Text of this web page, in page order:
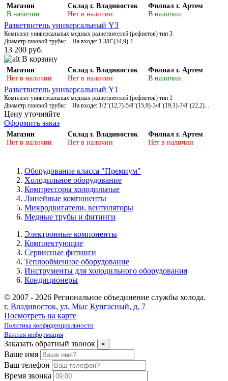
Магазин
В наличии
Склад г. Владивосток
Нет в наличии
Филиал г. Артем
В наличии
Разветвитель универсальный Y3
Комплект универсальных медных разветвителей (рефнетов) тип 3
Диаметр газовой трубы: На входе: 1 3/8"(34,9)-1...
13 200 руб.
В корзину
Магазин
Нет в наличии
Склад г. Владивосток
Нет в наличии
Филиал г. Артем
В наличии
Разветвитель универсальный Y1
Комплект универсальных медных разветвителей (рефнетов) тип 1
Диаметр газовой трубы: На входе: 1/2"(12,7)-5/8"(15,9)-3/4"(19,1)-7/8"(22,2)...
Цену уточняйте
Оформить заказ
Магазин
Нет в наличии
Склад г. Владивосток
Нет в наличии
Филиал г. Артем
Нет в наличии
Оборудование класса "Премиум"
Xолодильное оборудование
Компрессоры холодильные
Линейные компоненты
Микродвигатели, вентиляторы
Медные трубы и фитинги
Электронные компоненты
Комплектующие
Сервисные фитинги
Теплообменное оборудование
Инструменты для холодильного оборудования
Кондиционеры
© 2007 - 2026 Региональное объединение службы холода.
г. Владивосток, ул. Мыс Кунгасный, д. 7
Посмотреть на карте
Политика конфиденциальности
Важная информация
Заказать обратный звонок ×
Ваше имя
Ваш телефон
Время звонка